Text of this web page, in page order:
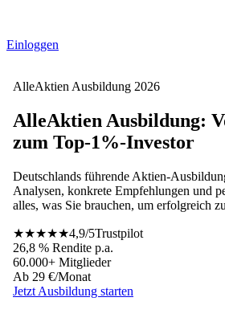
Einloggen
AlleAktien Ausbildung 2026
AlleAktien Ausbildung:
zum Top‑1%‑Investor
Deutschlands führende Aktien-
Analysen, konkrete Empfehlungen und
alles, was Sie brauchen, um erfolgreich
★★★★★4,9/5Trustpilot
26,8 % Rendite p.a.
60.000+ Mitglieder
Ab 29 €/Monat
Jetzt Ausbildung starten